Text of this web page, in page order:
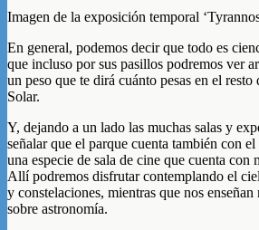
Imagen de la exposición temporal
En general, podemos decir que todo es
que incluso por sus pasillos podremos ver
un peso que te dirá cuánto pesas en el resto
Solar.
Y, dejando a un lado las muchas salas y
señalar que el parque cuenta también con
una especie de sala de cine que cuenta con
Allí podremos disfrutar contemplando el
y constelaciones, mientras que nos
sobre astronomía.